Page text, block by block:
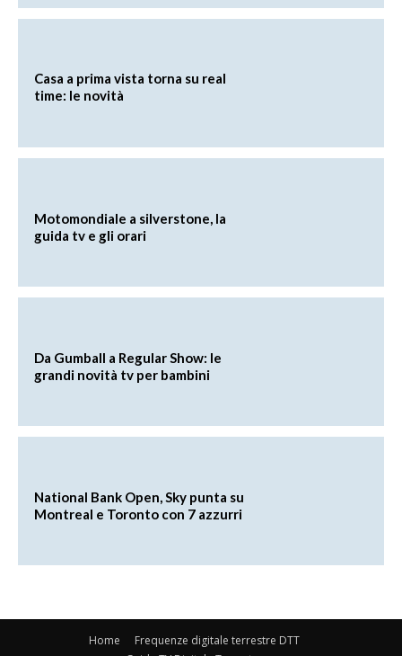
Casa a prima vista torna su real
time: le novità
Motomondiale a silverstone, la
guida tv e gli orari
Da Gumball a Regular Show: le
grandi novità tv per bambini
National Bank Open, Sky punta su
Montreal e Toronto con 7 azzurri
Home
Frequenze digitale terrestre DTT